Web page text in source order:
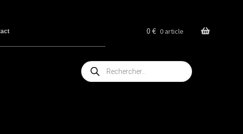
0€ 0 article
Recherche
de
produits